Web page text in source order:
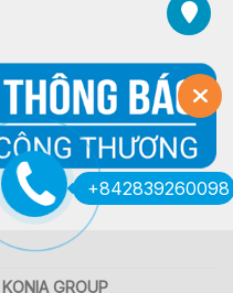
KONIA GROUP
+842839260098